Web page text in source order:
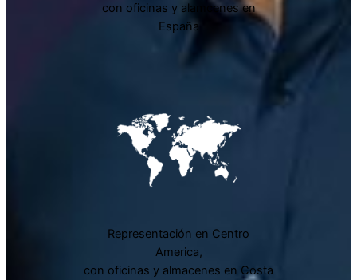
con oficinas y alamcenes en
España
Representación en Centro
America,
con oficinas y almacenes en Costa